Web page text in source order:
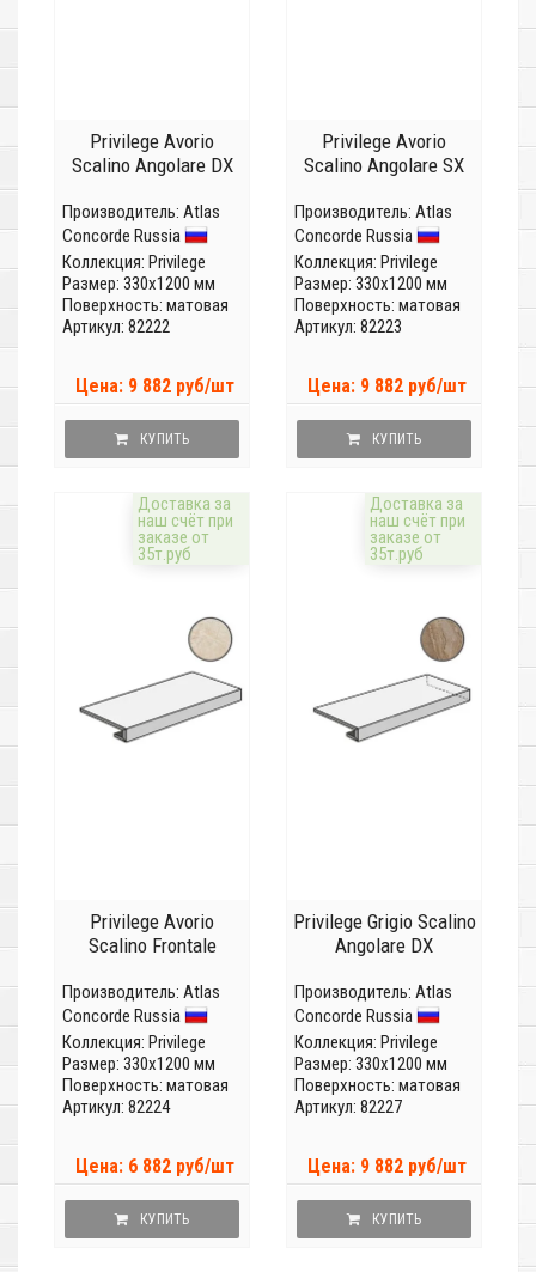
Privilege Avorio
Scalino Angolare DX
Производитель: Atlas
Concorde Russia
Коллекция: Privilege
Размер: 330x1200 мм
Поверхность: матовая
Артикул: 82222
Цена: 9 882 руб/шт
КУПИТЬ
Privilege Avorio
Scalino Angolare SX
Производитель: Atlas
Concorde Russia
Коллекция: Privilege
Размер: 330x1200 мм
Поверхность: матовая
Артикул: 82223
Цена: 9 882 руб/шт
КУПИТЬ
Доставка за
наш счёт при
заказе от
35т.руб
Privilege Avorio
Scalino Frontale
Производитель: Atlas
Concorde Russia
Коллекция: Privilege
Размер: 330x1200 мм
Поверхность: матовая
Артикул: 82224
Цена: 6 882 руб/шт
КУПИТЬ
Доставка за
наш счёт при
заказе от
35т.руб
Privilege Grigio Scalino
Angolare DX
Производитель: Atlas
Concorde Russia
Коллекция: Privilege
Размер: 330x1200 мм
Поверхность: матовая
Артикул: 82227
Цена: 9 882 руб/шт
КУПИТЬ